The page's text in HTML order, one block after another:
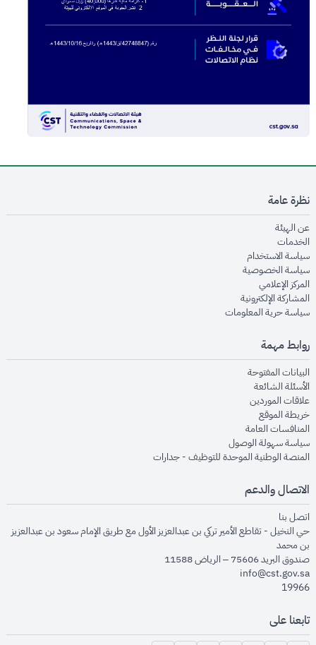
نظرة عامة
عن الهيئةopens in new window
الخدماتopens in new window
سياسة الاستخدام
سياسة الخصوصيةopens in new window
المركز الإعلاميopens in new window
المشاركة الإلكترونيةopens in new window
سياسة حرية المعلوماتopens in new window
روابط مهمة
البيانات المفتوحةopens in new window
الأسئلة الشائعةopens in new window
علاقات الموردينopens in new window
خريطة الموقعopens in new window
المنافسات العامةopens in new window
سياسة سهولة الوصولopens in new window
المنصة الوطنية الموحدة للتوظيف - جداراتopens in new window
الاتصال والدعم
اتصل بنا
حي النخيل - تقاطع الأمير تركي بن عبدالعزيز الأول مع طريق الإمام سعود بن عبدالعزيز
بن محمد
صندوق البريد 75606 – الرياض 11588
info@cst.gov.sa
19966
تابعنا على